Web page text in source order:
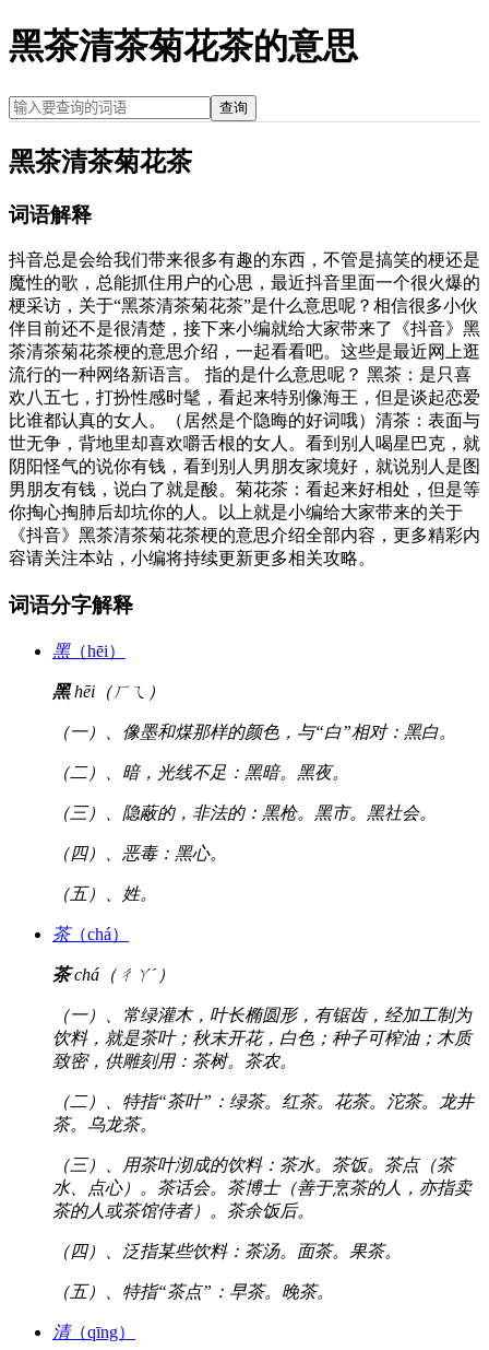
黑茶清茶菊花茶的意思
查询
黑茶清茶菊花茶
词语解释
抖音总是会给我们带来很多有趣的东西，不管是搞笑的梗还是
魔性的歌，总能抓住用户的心思，最近抖音里面一个很火爆的
梗采访，关于“黑茶清茶菊花茶”是什么意思呢？相信很多小伙
伴目前还不是很清楚，接下来小编就给大家带来了《抖音》黑
茶清茶菊花茶梗的意思介绍，一起看看吧。这些是最近网上逛
流行的一种网络新语言。 指的是什么意思呢？ 黑茶：是只喜
欢八五七，打扮性感时髦，看起来特别像海王，但是谈起恋爱
比谁都认真的女人。（居然是个隐晦的好词哦）清茶：表面与
世无争，背地里却喜欢嚼舌根的女人。看到别人喝星巴克，就
阴阳怪气的说你有钱，看到别人男朋友家境好，就说别人是图
男朋友有钱，说白了就是酸。菊花茶：看起来好相处，但是等
你掏心掏肺后却坑你的人。以上就是小编给大家带来的关于
《抖音》黑茶清茶菊花茶梗的意思介绍全部内容，更多精彩内
容请关注本站，小编将持续更新更多相关攻略。
词语分字解释
黑（hēi）
黑hēi（ㄏㄟ）
（一）、像墨和煤那样的颜色，与“白”相对：黑白。
（二）、暗，光线不足：黑暗。黑夜。
（三）、隐蔽的，非法的：黑枪。黑市。黑社会。
（四）、恶毒：黑心。
（五）、姓。
茶（chá）
茶chá（ㄔㄚˊ）
（一）、常绿灌木，叶长椭圆形，有锯齿，经加工制为
饮料，就是茶叶；秋末开花，白色；种子可榨油；木质
致密，供雕刻用：茶树。茶农。
（二）、特指“茶叶”：绿茶。红茶。花茶。沱茶。龙井
茶。乌龙茶。
（三）、用茶叶沏成的饮料：茶水。茶饭。茶点（茶
水、点心）。茶话会。茶博士（善于烹茶的人，亦指卖
茶的人或茶馆侍者）。茶余饭后。
（四）、泛指某些饮料：茶汤。面茶。果茶。
（五）、特指“茶点”：早茶。晚茶。
清（qīng）